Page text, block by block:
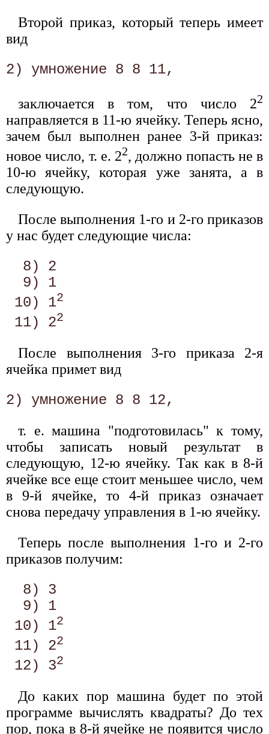
Второй приказ, который теперь имеет
вид
заключается в том, что число 22
направляется в 11-ю ячейку. Теперь ясно,
зачем был выполнен ранее 3-й приказ:
новое число, т. е. 22, должно попасть не в
10-ю ячейку, которая уже занята, а в
следующую.
После выполнения 1-го и 2-го приказов
у нас будет следующие числа:
  8) 2
  9) 1
10) 12
11) 22
После выполнения 3-го приказа 2-я
ячейка примет вид
т. е. машина "подготовилась" к тому,
чтобы записать новый результат в
следующую, 12-ю ячейку. Так как в 8-й
ячейке все еще стоит меньшее число, чем
в 9-й ячейке, то 4-й приказ означает
снова передачу управления в 1-ю ячейку.
Теперь после выполнения 1-го и 2-го
приказов получим:
  8) 3
  9) 1
10) 12
11) 22
12) 32
До каких пор машина будет по этой
программе вычислять квадраты? До тех
пор, пока в 8-й ячейке не появится число